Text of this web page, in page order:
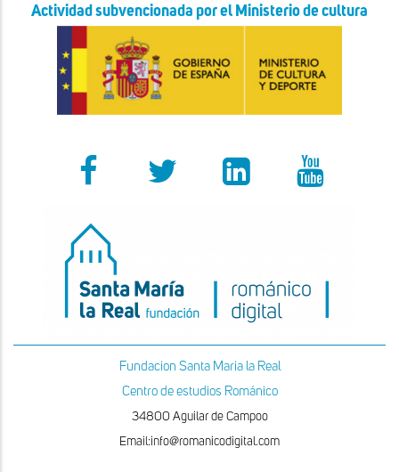
Actividad subvencionada por el Ministerio de cultura
Fundacion Santa Maria la Real
Centro de estudios Románico
34800 Aguilar de Campoo
Email:info@romanicodigital.com